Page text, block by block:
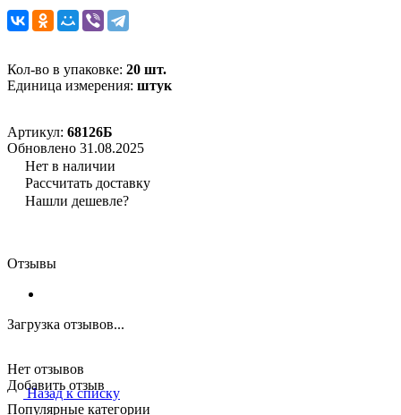
Кол-во в упаковке: 20 шт.
Единица измерения: штук
Артикул: 68126Б
Обновлено 31.08.2025
Нет в наличии
Рассчитать доставку
Нашли дешевле?
Отзывы
Загрузка отзывов...
Нет отзывов
Добавить отзыв
Назад к списку
Популярные категории